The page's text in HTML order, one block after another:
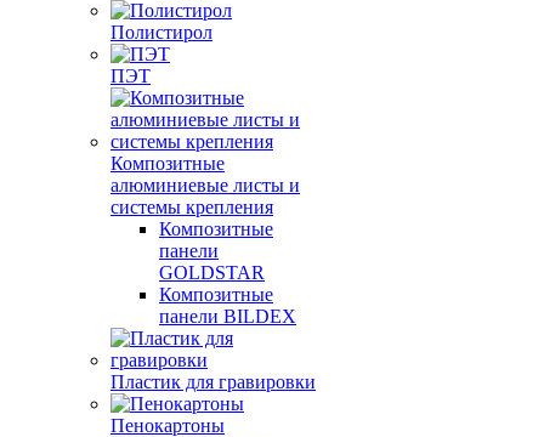
Полистирол
ПЭТ
Композитные
алюминиевые листы и
системы крепления
Композитные
панели
GOLDSTAR
Композитные
панели BILDEX
Пластик для гравировки
Пенокартоны